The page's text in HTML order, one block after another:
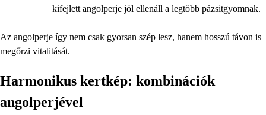
kifejlett angolperje jól ellenáll a legtöbb pázsitgyomnak.
Az angolperje így nem csak gyorsan szép lesz, hanem hosszú távon is
megőrzi vitalitását.
Harmonikus kertkép: kombinációk
angolperjével